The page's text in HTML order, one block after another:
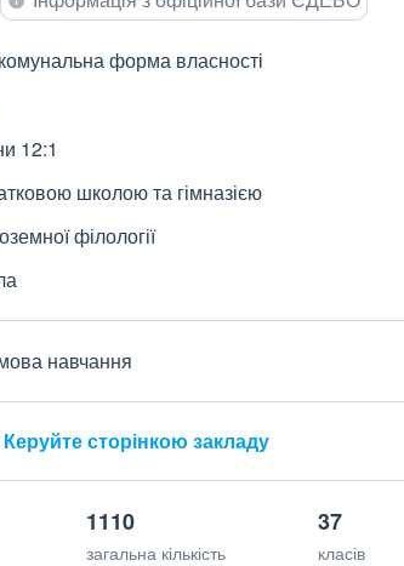
форма власності
12:1
школою та гімназією
філології
навчання
Керуйте сторінкою закладу
1110
загальна кількість
37
класів